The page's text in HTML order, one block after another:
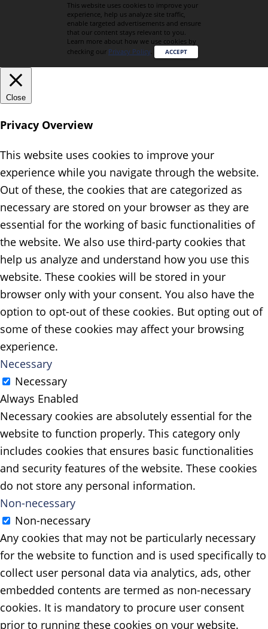
This website uses cookies to improve your
experience, help us analyze site traffic,
enable targeted advertisements and ensure
that our content stays relevant to you.
Learn more about how we use cookies by
checking our Privacy Policy. ACCEPT
Close
Privacy Overview
This website uses cookies to improve your
experience while you navigate through the website.
Out of these, the cookies that are categorized as
necessary are stored on your browser as they are
essential for the working of basic functionalities of
the website. We also use third-party cookies that
help us analyze and understand how you use this
website. These cookies will be stored in your
browser only with your consent. You also have the
option to opt-out of these cookies. But opting out of
some of these cookies may affect your browsing
experience.
Necessary
Necessary
Always Enabled
Necessary cookies are absolutely essential for the
website to function properly. This category only
includes cookies that ensures basic functionalities
and security features of the website. These cookies
do not store any personal information.
Non-necessary
Non-necessary
Any cookies that may not be particularly necessary
for the website to function and is used specifically to
collect user personal data via analytics, ads, other
embedded contents are termed as non-necessary
cookies. It is mandatory to procure user consent
prior to running these cookies on your website.